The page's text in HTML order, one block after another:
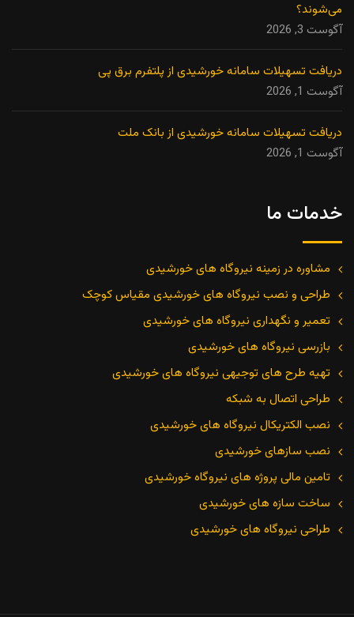
می‌شوند؟
آگوست 3, 2026
دریافت تسهیلات سامانه خورشیدی از پلتفرم برق پی
آگوست 1, 2026
دریافت تسهیلات سامانه خورشیدی از بانک ملت
آگوست 1, 2026
خدمات ما
مشاوره در زمینه نیروگاه های خورشیدی
طراحی و نصب نیروگاه های خورشیدی مقیاس کوچک
تعمیر و نگهداری نیروگاه های خورشیدی
بازرسی نیروگاه های خورشیدی
تهیه طرح های توجیهی نیروگاه های خورشیدی
طراحی اتصال به شبکه
نصب الکتریکال نیروگاه های خورشیدی
نصب سازهای خورشیدی
تامین مالی پروژه های نیروگاه خورشیدی
ساخت سازه های خورشیدی
طراحی نیروگاه های خورشیدی